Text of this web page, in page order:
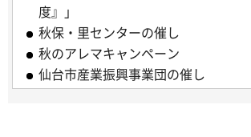
度』」
秋保・里センターの催し
秋のアレマキャンペーン
仙台市産業振興事業団の催し